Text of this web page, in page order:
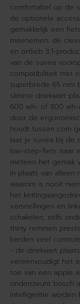
W
)
D
a
m
e
s
H
E
U
G
R
Ü
N
h
)
D
a
m
e
s
H
E
U
G
R
Ü
N
comfortabel op de
de optionele
gemakkelijk een
meenemen. de
en ortlieb 3.1-
van de suvea
compatibiliteit met
superbrede 65 mm
slimme driekwart-
600 wh- of 800
door de
houdt tussen com
laat je suvea bij de
low-step-fiets naar
meteen het gemak
in plaats van alleen
waarom is nooit
het
versnellingen en
schakelen, zelfs
thirty remmen
bieden veel
- de driekwart
vereenvoudigt het
toe van een apple
ondersteunt bosch
intelligentie